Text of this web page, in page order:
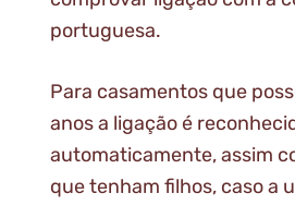
portuguesa.
Para casamentos que
anos a ligação é
automaticamente, assim
que tenham filhos, caso a